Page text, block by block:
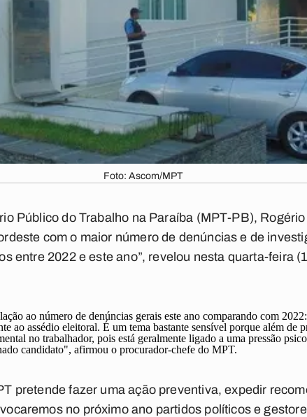
Foto: Ascom/MPT
Público do Trabalho na Paraíba (MPT-PB),
com o maior número de denúncias e de
entre 2022 e este ano”, revelou nesta quarta-feira
ao número de denúncias gerais este ano comparando com
ao assédio eleitoral. É um tema bastante sensível porque além de
no trabalhador, pois está geralmente ligado a uma pressão
candidato", afirmou o procurador-chefe do MPT.
pretende fazer uma ação preventiva, expedir
no próximo ano partidos políticos e